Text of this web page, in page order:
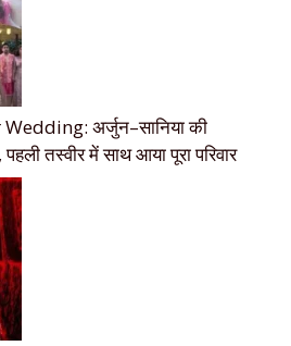
अर्जुन–सानिया की
तस्वीर में साथ आया पूरा परिवार